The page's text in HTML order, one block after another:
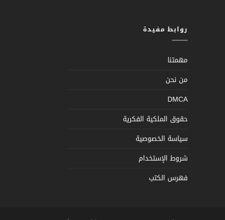
روابط مفيدة
مهمتنا
من نحن
DMCA
حقوق الملكية الفكرية
سياسة الخصوصية
شروط الإستخدام
فهرس الكتب